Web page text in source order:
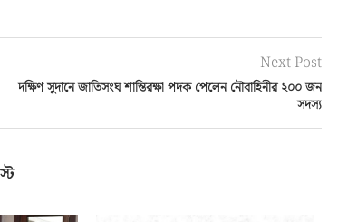
Next Post
দক্ষিণ সুদানে জাতিসংঘ শান্তিরক্ষা পদক পেলেন নৌবাহিনীর ২০০ জন
সদস্য